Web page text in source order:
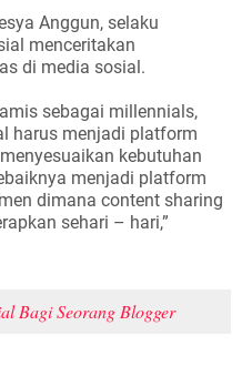
Anggun, selaku
menceritakan
di media sosial.
sebagai millennials,
harus menjadi platform
kebutuhan
menjadi platform
dimana content sharing
sehari – hari,”
Bagi Seorang Blogger